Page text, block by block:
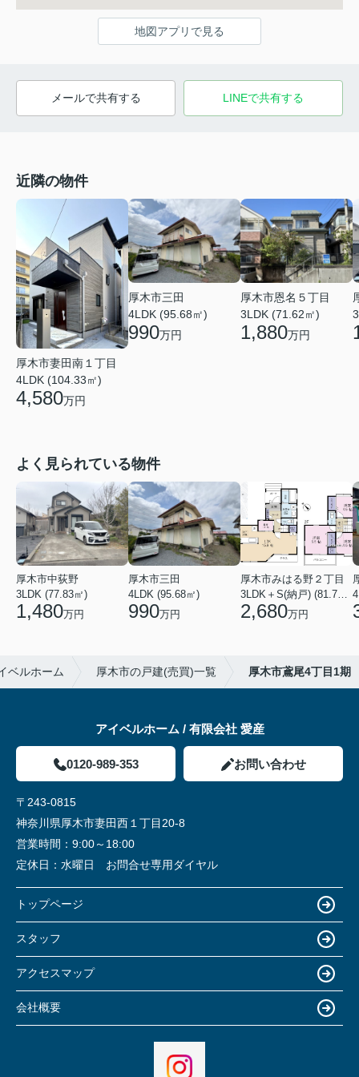
地図アプリで見る
メールで共有する LINEで共有する
近隣の物件
厚木市妻田南１丁目
4LDK (104.33㎡)
4,580万円
厚木市三田
4LDK (95.68㎡)
990万円
厚木市恩名５丁目
3LDK (71.62㎡)
1,880万円
よく見られている物件
厚木市中荻野
3LDK (77.83㎡)
1,480万円
厚木市三田
4LDK (95.68㎡)
990万円
厚木市みはる野２丁目
2,680万円
ベルホーム 厚木市の戸建(売買)一覧 厚木市鳶尾4丁目1期
アイベルホーム / 有限会社 愛産
0120-989-353 お問い合わせ
〒243-0815
神奈川県厚木市妻田西１丁目20-8
営業時間： 9:00～18:00
定休日： 水曜日 お問合せ専用ダイヤル
トップページ
スタッフ
アクセスマップ
会社概要